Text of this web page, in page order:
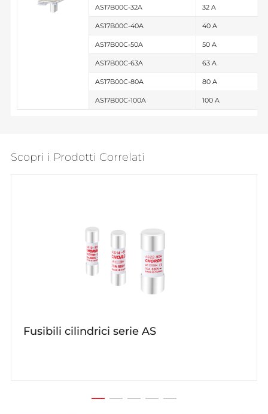
AS17B00C-32A 32 A
AS17B00C-40A 40 A
AS17B00C-50A 50 A
AS17B00C-63A 63 A
AS17B00C-80A 80 A
AS17B00C-100A 100 A
Scopri i Prodotti Correlati
Fusibili cilindrici serie AS